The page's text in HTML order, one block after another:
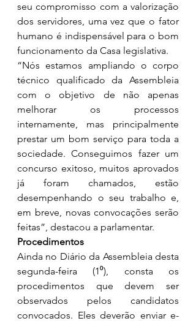
seu compromisso com a valorização
dos servidores, uma vez que o fator
humano é indispensável para o bom
funcionamento da Casa legislativa.
“Nós estamos ampliando o corpo
técnico qualificado da Assembleia
com o objetivo de não apenas
melhorar os processos
internamente, mas principalmente
prestar um bom serviço para toda a
sociedade. Conseguimos fazer um
concurso exitoso, muitos aprovados
já foram chamados, estão
desempenhando o seu trabalho e,
em breve, novas convocações serão
feitas”, destacou a parlamentar.
Procedimentos
Ainda no Diário da Assembleia desta
segunda-feira (1⁰), consta os
procedimentos que devem ser
observados pelos candidatos
convocados. Eles deverão enviar e-